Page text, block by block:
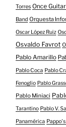
Torres Once
Band Orquesta
Oscar López Ruiz
Osvaldo Favrot
Pablo Amarillo
Pablo Coca Pablo
Fenoglio Pablo
Pablo Miniaci
Tarantino Pablo V.
Panamérica